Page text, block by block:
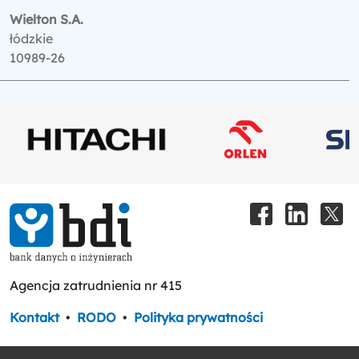
Wielton S.A.
łódzkie
10989-26
Agencja zatrudnienia nr 415
Kontakt • RODO • Polityka prywatności